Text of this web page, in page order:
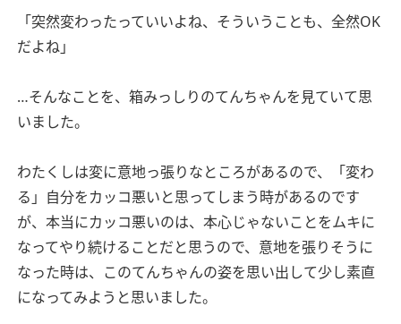
「突然変わったっていいよね、そういうことも、全然OK
だよね」
…そんなことを、箱みっしりのてんちゃんを見ていて思
いました。
わたくしは変に意地っ張りなところがあるので、「変わ
る」自分をカッコ悪いと思ってしまう時があるのです
が、本当にカッコ悪いのは、本心じゃないことをムキに
なってやり続けることだと思うので、意地を張りそうに
なった時は、このてんちゃんの姿を思い出して少し素直
になってみようと思いました。